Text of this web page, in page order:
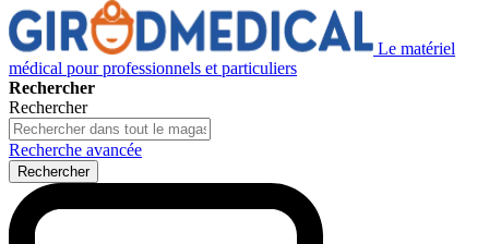
Le matériel
médical pour professionnels et particuliers
Rechercher
Rechercher
Recherche avancée
Rechercher